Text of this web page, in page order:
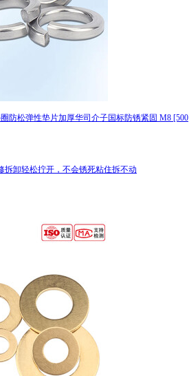
防松弹性垫片加厚华司介子国标防锈紧固 M8 [500
拆卸轻松拧开，不会锈死粘住拆不动